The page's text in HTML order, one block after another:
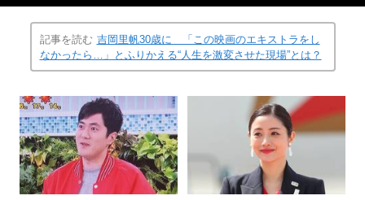
記事を読む 吉岡里帆30歳に 「この映画のエキストラをし
なかったら…」とふりかえる“人生を激変させた現場”とは？